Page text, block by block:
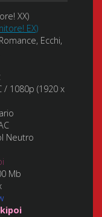
XX)
EX)
Romance, Ecchi,
/ 1080p (1920 x
Neutro
Mb